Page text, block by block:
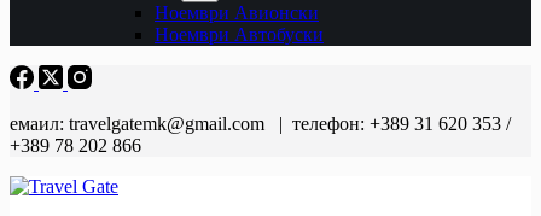
Ноември Авионски
Ноември Автобуски
емаил: travelgatemk@gmail.com | телефон: +389 31 620 353 /
+389 78 202 866